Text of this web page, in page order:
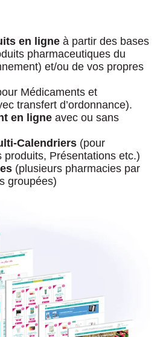
en ligne à partir des bases
pharmaceutiques du
et/ou de vos propres
Médicaments et
transfert d’ordonnance).
en ligne avec ou sans
Calendriers (pour
produits, Présentations etc.)
(plusieurs pharmacies par
groupées)